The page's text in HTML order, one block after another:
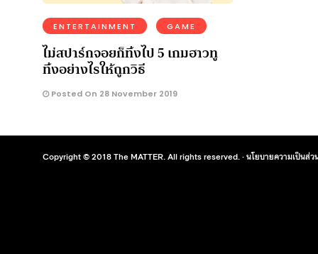
ENTERTAINMENT GAME
ไม่สปาร์กจอยก็ทิ้งไป 5 เกมฮาวทู
ทิ้งอย่างไรให้ถูกวิธี
Posted On 28 November 2019
Copyright © 2018 The MATTER. All rights reserved. ·นโยบายความเป็นส่ว